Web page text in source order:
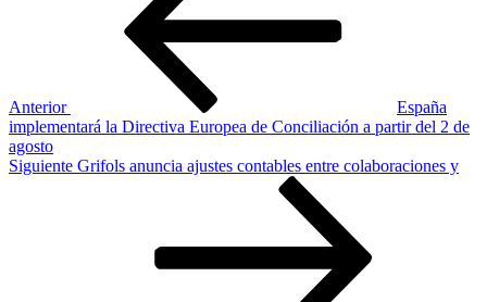
Anterior
España
implementará la Directiva Europea de Conciliación a partir del 2 de
agosto
Siguiente
Siguiente Grifols anuncia ajustes contables entre colaboraciones y